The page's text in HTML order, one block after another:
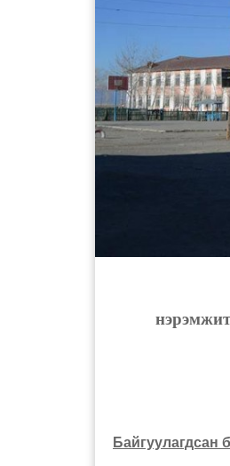
Байгуулагдсан